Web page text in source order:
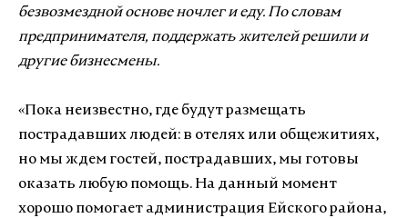
безвозмездной основе ночлег и еду. По словам
предпринимателя, поддержать жителей решили и
другие бизнесмены.
«Пока неизвестно, где будут размещать
пострадавших людей: в отелях или общежитиях,
но мы ждем гостей, пострадавших, мы готовы
оказать любую помощь. На данный момент
хорошо помогает администрация Ейского района,